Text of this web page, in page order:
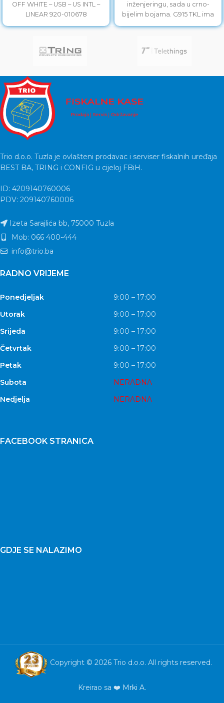
OFF WHITE – USB – US INTL –
LINEAR 920-010678
inženjeringu, sada u crno-
bijelim bojama. G915 TKL ima
LIGHTSPEED pro-grade
Trio d.o.o. Tuzla je ovlašteni prodavac i serviser fiskalnih uređaja
BEST BA, TRING i CONFIG u cijeloj FBiH.
ID: 4209140760006
PDV: 209140760006
Izeta Sarajlića bb, 75000 Tuzla
Mob: 066 400-444
info@trio.ba
RADNO VRIJEME
Ponedjeljak
9:00 – 17:00
Utorak
9:00 – 17:00
Srijeda
9:00 – 17:00
Četvrtak
9:00 – 17:00
Petak
9:00 – 17:00
Subota
NERADNA
Nedjelja
NERADNA
FACEBOOK STRANICA
GDJE SE NALAZIMO
Copyright © 2026 Trio d.o.o. All rights reserved.
Kreirao sa ❤️ Mrki A.